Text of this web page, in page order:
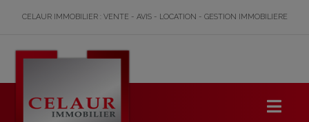
CELAUR IMMOBILIER : VENTE - AVIS - LOCATION - GESTION IMMOBILIERE